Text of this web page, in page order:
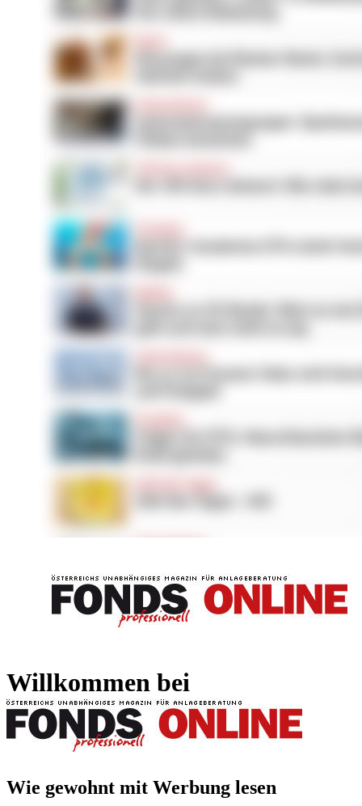
Willkommen bei
Wie gewohnt mit Werbung lesen